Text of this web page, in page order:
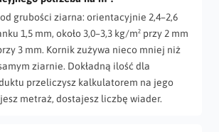
grubości ziarna: orientacyjnie 2,4–2,6
1,5 mm, około 3,0–3,3 kg/m² przy 2 mm
3 mm. Kornik zużywa nieco mniej niż
ziarnie. Dokładną ilość dla
przeliczysz kalkulatorem na jego
metraż, dostajesz liczbę wiader.